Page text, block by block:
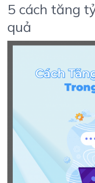
5 cách tăng
quả